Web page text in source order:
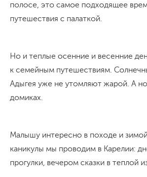
полосе, это самое подходящее
путешествия с палаткой.
Но и теплые осенние и весенние
к семейным путешествиям.
Адыгея уже не утомляют жарой. А
домиках.
Малышу интересно в походе и
каникулы мы проводим в Карелии:
прогулки, вечером сказки в теплой